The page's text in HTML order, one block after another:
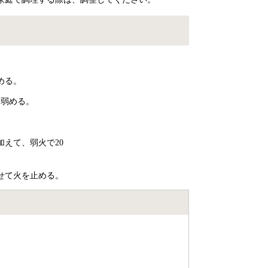
。
める。
えて、弱火で20
火を止める。